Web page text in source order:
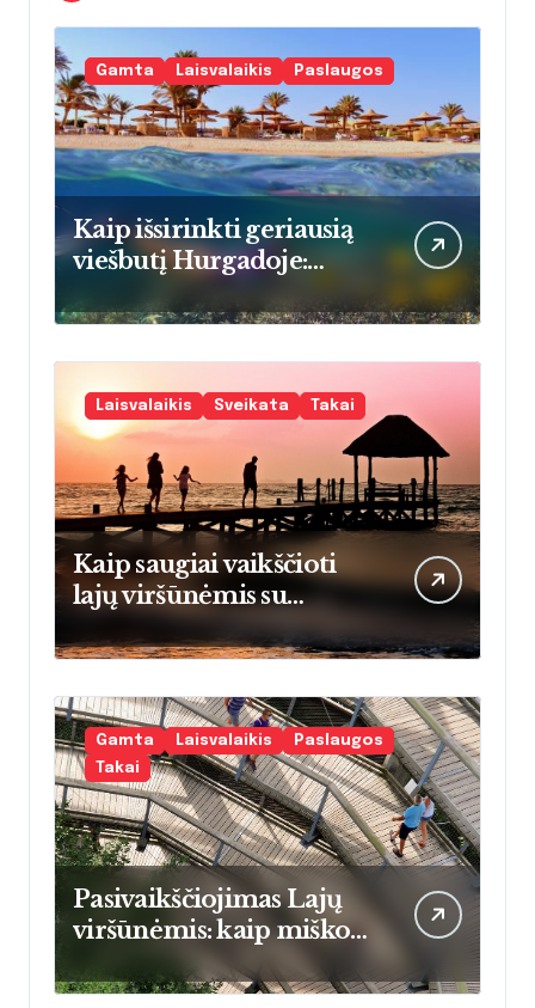
Gamta Laisvalaikis Paslaugos
Kaip išsirinkti geriausią
viešbutį Hurgadoje:
atostogaujančioms
šeimoms
Laisvalaikis Sveikata Takai
Kaip saugiai vaikščioti
lajų viršūnėmis su
vaikais: praktinis vadovas
tėvams
pradedantiesiems
Gamta Laisvalaikis
Paslaugos
Takai
Pasivaikščiojimas Lajų
viršūnėmis: kaip miško
šilumos energija keičia
namų šildymo įpročius